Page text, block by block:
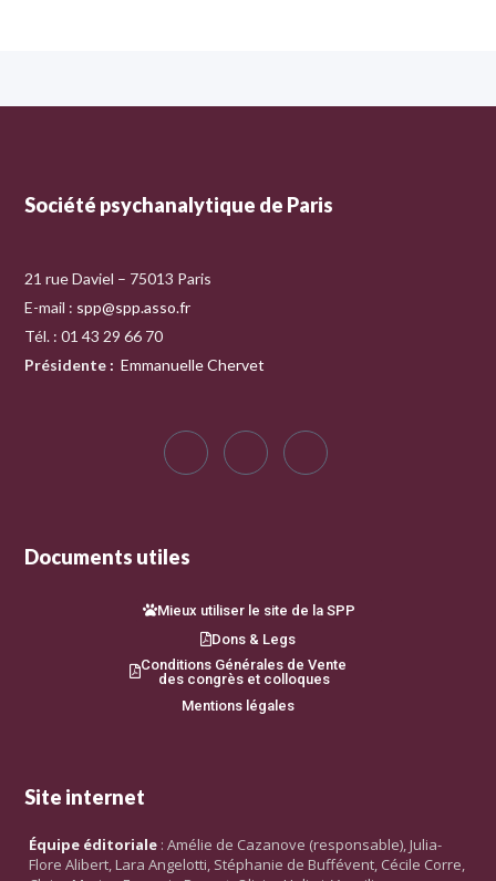
Société psychanalytique de Paris
21 rue Daviel – 75013 Paris
E-mail : spp@spp.asso.fr
Tél. : 01 43 29 66 70
Présidente : Emmanuelle Chervet
Documents utiles
Mieux utiliser le site de la SPP
Dons & Legs
Conditions Générales de Vente
des congrès et colloques
Mentions légales
Site internet
Équipe éditoriale : Amélie de Cazanove (responsable), Julia-
Flore Alibert, Lara Angelotti, Stéphanie de Buffévent, Cécile Corre,